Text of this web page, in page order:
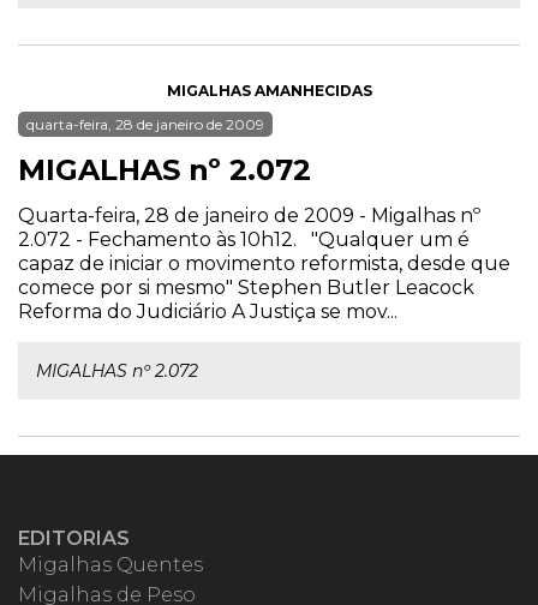
MIGALHAS AMANHECIDAS
quarta-feira, 28 de janeiro de 2009
MIGALHAS nº 2.072
Quarta-feira, 28 de janeiro de 2009 - Migalhas nº
2.072 - Fechamento às 10h12. "Qualquer um é
capaz de iniciar o movimento reformista, desde que
comece por si mesmo" Stephen Butler Leacock
Reforma do Judiciário A Justiça se mov...
MIGALHAS nº 2.072
EDITORIAS
Migalhas Quentes
Migalhas de Peso